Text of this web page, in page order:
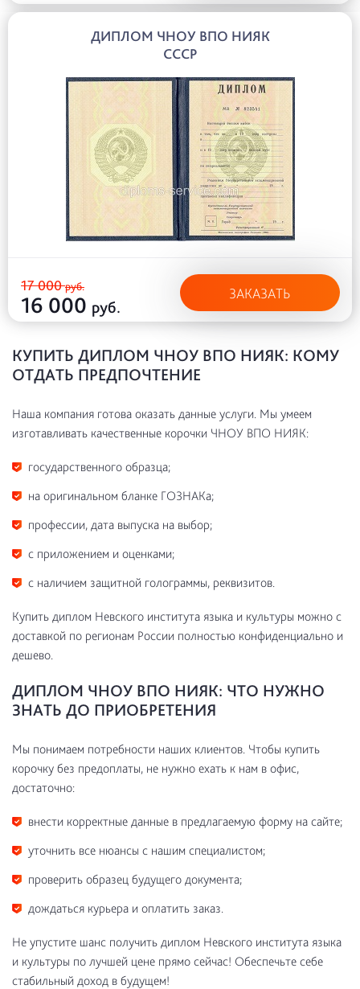
ДИПЛОМ ЧНОУ ВПО НИЯК
СССР
17 000руб.
16 000 руб.
ЗАКАЗАТЬ
КУПИТЬ ДИПЛОМ ЧНОУ ВПО НИЯК: КОМУ
ОТДАТЬ ПРЕДПОЧТЕНИЕ
Наша компания готова оказать данные услуги. Мы умеем
изготавливать качественные корочки ЧНОУ ВПО НИЯК:
государственного образца;
на оригинальном бланке ГОЗНАКа;
профессии, дата выпуска на выбор;
с приложением и оценками;
с наличием защитной голограммы, реквизитов.
Купить диплом Невского института языка и культуры можно с
доставкой по регионам России полностью конфиденциально и
дешево.
ДИПЛОМ ЧНОУ ВПО НИЯК: ЧТО НУЖНО
ЗНАТЬ ДО ПРИОБРЕТЕНИЯ
Мы понимаем потребности наших клиентов. Чтобы купить
корочку без предоплаты, не нужно ехать к нам в офис,
достаточно:
внести корректные данные в предлагаемую форму на сайте;
уточнить все нюансы с нашим специалистом;
проверить образец будущего документа;
дождаться курьера и оплатить заказ.
Не упустите шанс получить диплом Невского института языка
и культуры по лучшей цене прямо сейчас! Обеспечьте себе
стабильный доход в будущем!